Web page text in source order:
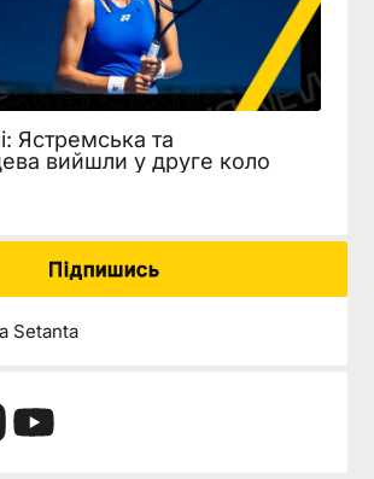
Ястремська та
вийшли у друге коло
Підпишись
Setanta